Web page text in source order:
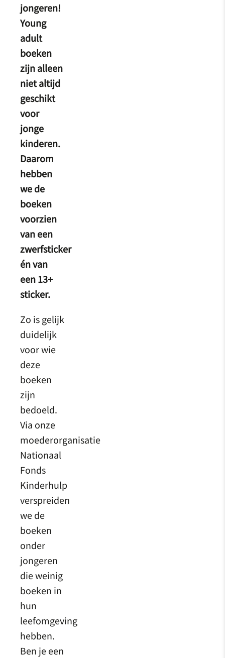
jongeren!
Young
adult
boeken
zijn alleen
niet altijd
geschikt
voor
jonge
kinderen.
Daarom
hebben
we de
boeken
voorzien
van een
zwerfsticker
én van
een 13+
sticker.
Zo is gelijk
duidelijk
voor wie
deze
boeken
zijn
bedoeld.
Via onze
moederorganisatie
Nationaal
Fonds
Kinderhulp
verspreiden
we de
boeken
onder
jongeren
die weinig
boeken in
hun
leefomgeving
hebben.
Ben je een